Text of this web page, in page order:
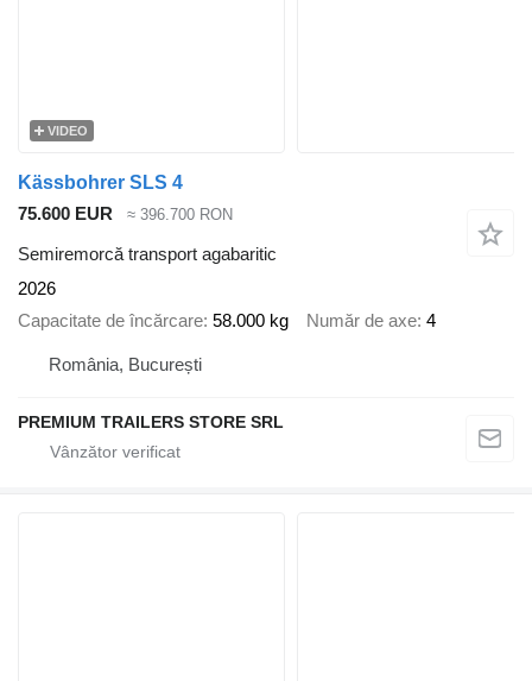
VIDEO
Kässbohrer SLS 4
75.600 EUR
≈ 396.700 RON
Semiremorcă transport agabaritic
2026
Capacitate de încărcare 58.000 kg Număr de axe 4
România, București
PREMIUM TRAILERS STORE SRL